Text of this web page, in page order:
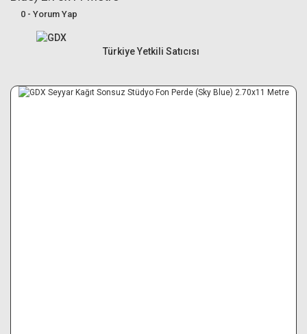
0 - Yorum Yap
Türkiye Yetkili Satıcısı